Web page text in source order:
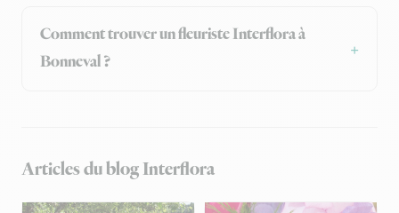
Comment trouver un fleuriste Interflora à
Bonneval ?
Articles du blog Interflora